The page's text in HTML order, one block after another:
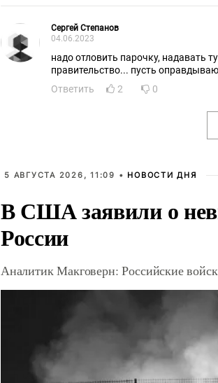
Сергей Степанов
04.06.2023
надо отловить парочку, надавать
Ответить
2 0
5 АВГУСТА 2026, 11:09 • НОВОСТИ ДНЯ
В США заявили о
России
Аналитик Макговерн: Российские